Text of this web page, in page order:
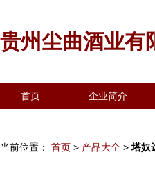
贵州尘曲酒业有
首页 企业简介
当前位置： 首页 > 产品大全 > 塔奴